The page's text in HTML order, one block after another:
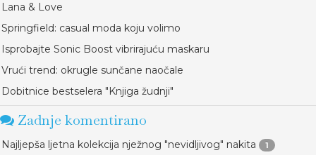
Lana & Love
Springfield: casual moda koju volimo
Isprobajte Sonic Boost vibrirajuću maskaru
Vrući trend: okrugle sunčane naočale
Dobitnice bestselera "Knjiga žudnji"
Zadnje komentirano
Najljepša ljetna kolekcija nježnog "nevidljivog" nakita 1